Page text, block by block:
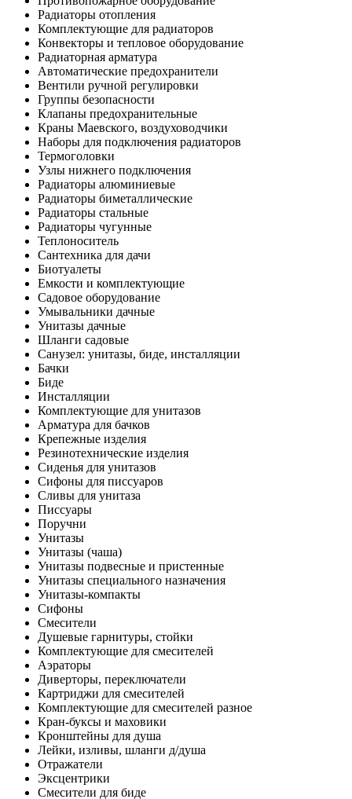
Радиаторы отопления
Комплектующие для радиаторов
Конвекторы и тепловое оборудование
Радиаторная арматура
Автоматические предохранители
Вентили ручной регулировки
Группы безопасности
Клапаны предохранительные
Краны Маевского, воздуховодчики
Наборы для подключения радиаторов
Термоголовки
Узлы нижнего подключения
Радиаторы алюминиевые
Радиаторы биметаллические
Радиаторы стальные
Радиаторы чугунные
Теплоноситель
Сантехника для дачи
Биотуалеты
Емкости и комплектующие
Садовое оборудование
Умывальники дачные
Унитазы дачные
Шланги садовые
Санузел: унитазы, биде, инсталляции
Бачки
Биде
Инсталляции
Комплектующие для унитазов
Арматура для бачков
Крепежные изделия
Резинотехнические изделия
Сиденья для унитазов
Сифоны для писсуаров
Сливы для унитаза
Писсуары
Поручни
Унитазы
Унитазы (чаша)
Унитазы подвесные и пристенные
Унитазы специального назначения
Унитазы-компакты
Сифоны
Смесители
Душевые гарнитуры, стойки
Комплектующие для смесителей
Аэраторы
Диверторы, переключатели
Картриджи для смесителей
Комплектующие для смесителей разное
Кран-буксы и маховики
Кронштейны для душа
Лейки, изливы, шланги д/душа
Отражатели
Эксцентрики
Смесители для биде